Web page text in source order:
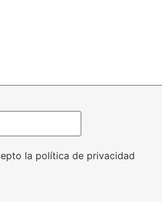
la política de privacidad